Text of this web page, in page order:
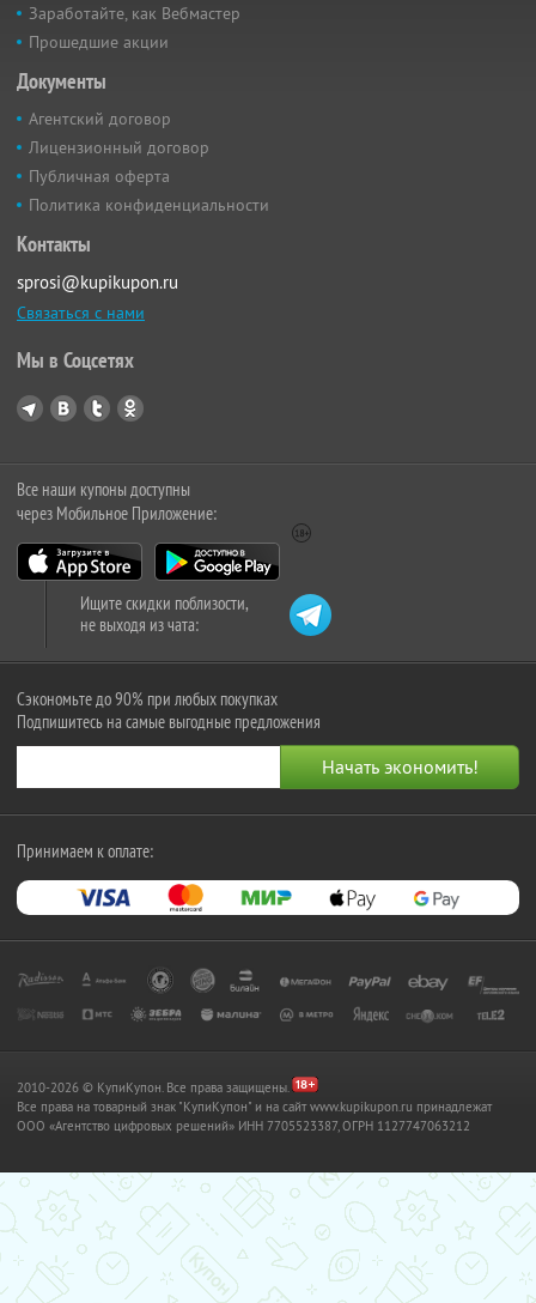
Заработайте, как Вебмастер
Прошедшие акции
Документы
Агентский договор
Лицензионный договор
Публичная оферта
Политика конфиденциальности
Контакты
sprosi@kupikupon.ru
Связаться с нами
Мы в Соцсетях
Все наши купоны доступны
через Мобильное Приложение:
Ищите скидки поблизости,
не выходя из чата:
Сэкономьте до 90% при любых покупках
Подпишитесь на самые выгодные предложения
Принимаем к оплате:
2010-2026 © КупиКупон. Все права защищены.
Все права на товарный знак "КупиКупон" и на сайт www.kupikupon.ru принадлежат
OOO «Агентство цифровых решений» ИНН 7705523387, ОГРН 1127747063212